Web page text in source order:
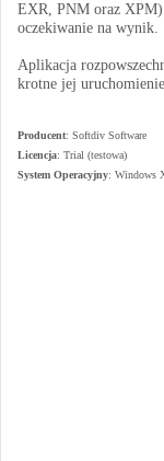
EXR, PNM oraz XPM)
oczekiwanie na wynik.
Aplikacja
krotne jej
Producent: Softdiv Software
Licencja: Trial (testowa)
System Operacyjny: Windows